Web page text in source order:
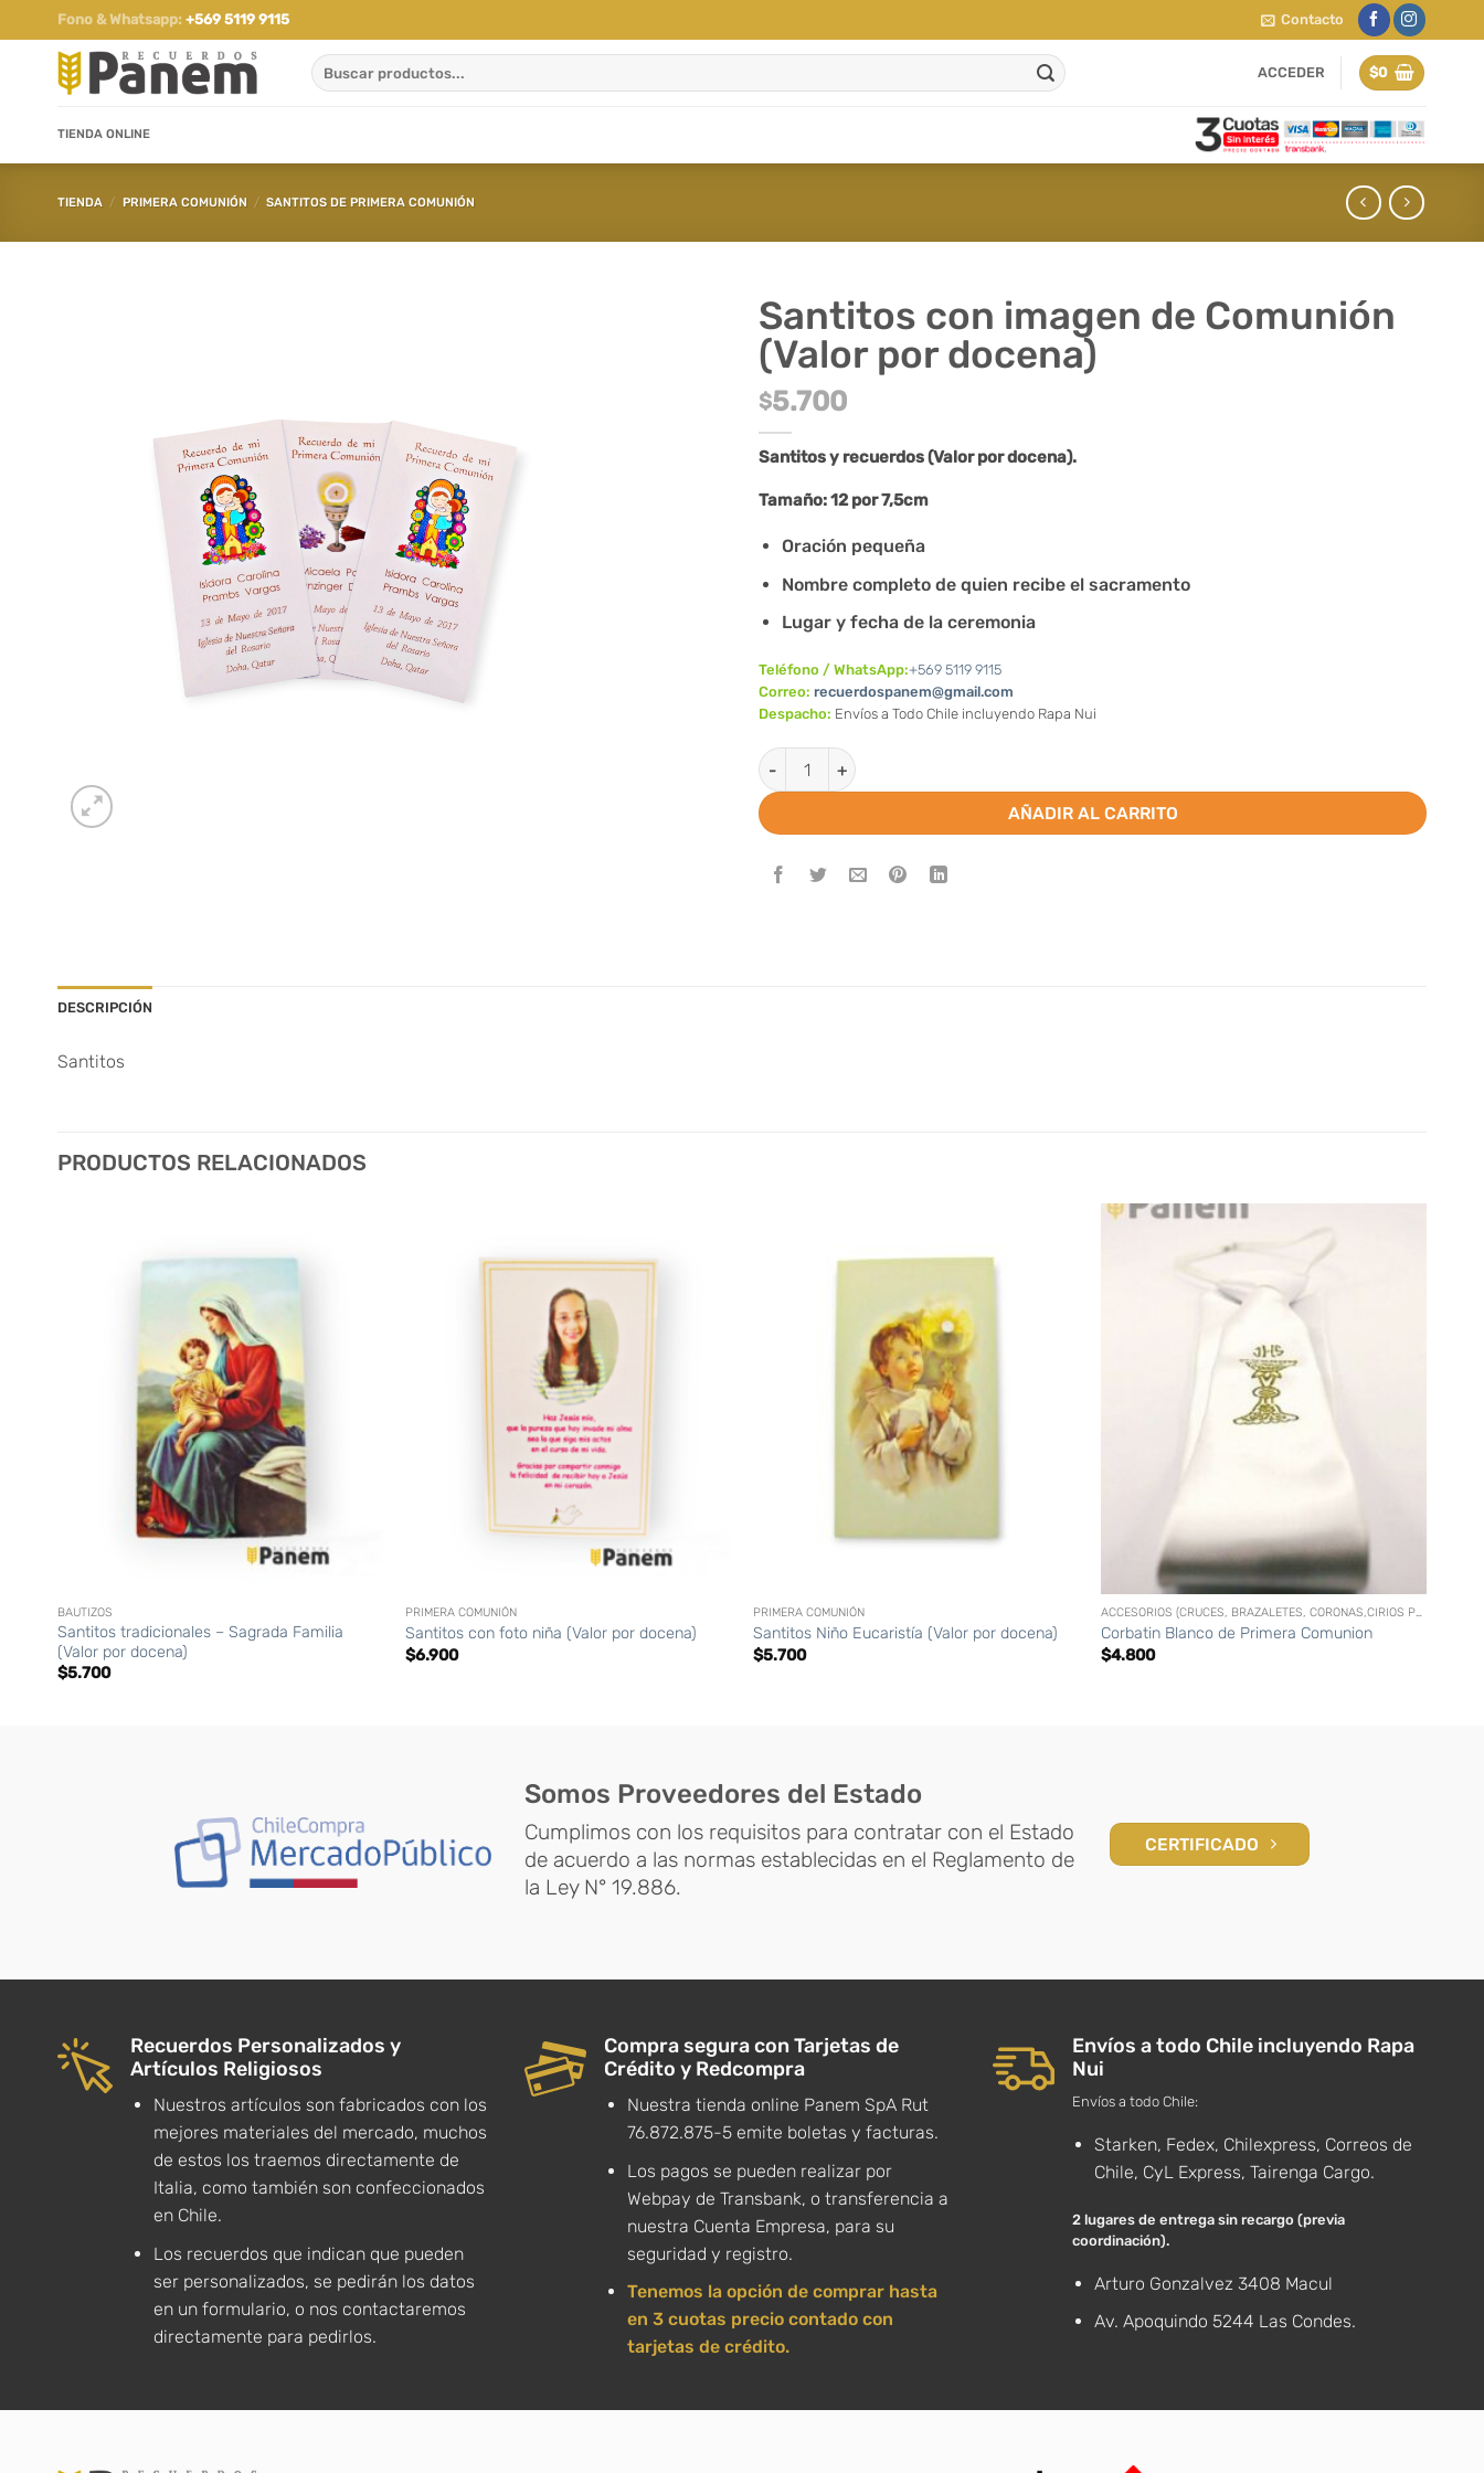
al
contenido
Fono & Whatsapp: +569 5119 9115 Contacto
Buscar
por:
ACCEDER $0
TIENDA ONLINE
TIENDA / PRIMERA COMUNIÓN / SANTITOS DE PRIMERA COMUNIÓN
Santitos con imagen de Comunión
(Valor por docena)
$5.700
Santitos y recuerdos (Valor por docena).
Tamaño: 12 por 7,5cm
Oración pequeña
Nombre completo de quien recibe el sacramento
Lugar y fecha de la ceremonia
Teléfono / WhatsApp:+569 5119 9115
Correo: recuerdospanem@gmail.com
Despacho: Envíos a Todo Chile incluyendo Rapa Nui
Santitos con imagen de Comunión (Valor por docena) cantidad
AÑADIR AL CARRITO
DESCRIPCIÓN
Santitos
PRODUCTOS RELACIONADOS
BAUTIZOS
Santitos tradicionales – Sagrada Familia
(Valor por docena)
$5.700
PRIMERA COMUNIÓN
Santitos con foto niña (Valor por docena)
$6.900
PRIMERA COMUNIÓN
Santitos Niño Eucaristía (Valor por docena)
$5.700
ACCESORIOS (CRUCES, BRAZALETES, CORONAS,CIRIOS PERSONALIZADOS, ETC)
Corbatin Blanco de Primera Comunion
$4.800
Somos Proveedores del Estado
Cumplimos con los requisitos para contratar con el Estado
de acuerdo a las normas establecidas en el Reglamento de
la Ley N° 19.886.
CERTIFICADO
Recuerdos Personalizados y
Artículos Religiosos
Nuestros artículos son fabricados con los
mejores materiales del mercado, muchos
de estos los traemos directamente de
Italia, como también son confeccionados
en Chile.
Los recuerdos que indican que pueden
ser personalizados, se pedirán los datos
en un formulario, o nos contactaremos
directamente para pedirlos.
Compra segura con Tarjetas de
Crédito y Redcompra
Nuestra tienda online Panem SpA Rut
76.872.875-5 emite boletas y facturas.
Los pagos se pueden realizar por
Webpay de Transbank, o transferencia a
nuestra Cuenta Empresa, para su
seguridad y registro.
Tenemos la opción de comprar hasta
en 3 cuotas precio contado con
tarjetas de crédito.
Envíos a todo Chile incluyendo Rapa
Nui
Envíos a todo Chile:
Starken, Fedex, Chilexpress, Correos de
Chile, CyL Express, Tairenga Cargo.
2 lugares de entrega sin recargo (previa
coordinación).
Arturo Gonzalvez 3408 Macul
Av. Apoquindo 5244 Las Condes.